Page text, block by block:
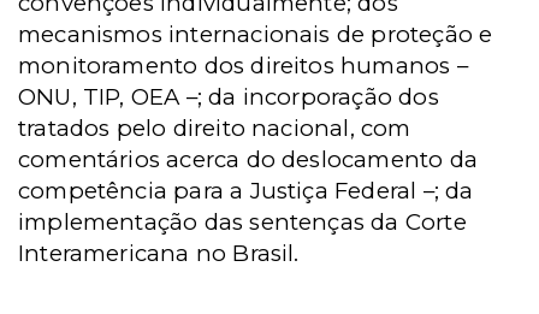
mecanismos internacionais de proteção e
monitoramento dos direitos humanos –
ONU, TIP, OEA –; da incorporação dos
tratados pelo direito nacional, com
comentários acerca do deslocamento da
competência para a Justiça Federal –; da
implementação das sentenças da Corte
Interamericana no Brasil.